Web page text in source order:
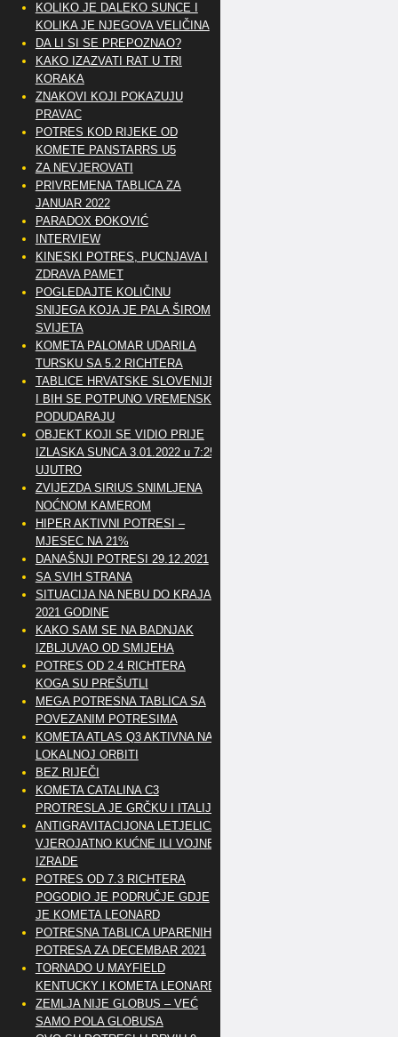
KOLIKO JE DALEKO SUNCE I
KOLIKA JE NJEGOVA VELIČINA
DA LI SI SE PREPOZNAO?
KAKO IZAZVATI RAT U TRI
KORAKA
ZNAKOVI KOJI POKAZUJU
PRAVAC
POTRES KOD RIJEKE OD
KOMETE PANSTARRS U5
ZA NEVJEROVATI
PRIVREMENA TABLICA ZA
JANUAR 2022
PARADOX ĐOKOVIĆ
INTERVIEW
KINESKI POTRES, PUCNJAVA I
ZDRAVA PAMET
POGLEDAJTE KOLIČINU
SNIJEGA KOJA JE PALA ŠIROM
SVIJETA
KOMETA PALOMAR UDARILA
TURSKU SA 5.2 RICHTERA
TABLICE HRVATSKE SLOVENIJE
I BIH SE POTPUNO VREMENSKI
PODUDARAJU
OBJEKT KOJI SE VIDIO PRIJE
IZLASKA SUNCA 3.01.2022 u 7:25
UJUTRO
ZVIJEZDA SIRIUS SNIMLJENA
NOĆNOM KAMEROM
HIPER AKTIVNI POTRESI –
MJESEC NA 21%
DANAŠNJI POTRESI 29.12.2021
SA SVIH STRANA
SITUACIJA NA NEBU DO KRAJA
2021 GODINE
KAKO SAM SE NA BADNJAK
IZBLJUVAO OD SMIJEHA
POTRES OD 2.4 RICHTERA
KOGA SU PREŠUTLI
MEGA POTRESNA TABLICA SA
POVEZANIM POTRESIMA
KOMETA ATLAS Q3 AKTIVNA NA
LOKALNOJ ORBITI
BEZ RIJEČI
KOMETA CATALINA C3
PROTRESLA JE GRČKU I ITALIJU
ANTIGRAVITACIJONA LETJELICA
VJEROJATNO KUĆNE ILI VOJNE
IZRADE
POTRES OD 7.3 RICHTERA
POGODIO JE PODRUČJE GDJE
JE KOMETA LEONARD
POTRESNA TABLICA UPARENIH
POTRESA ZA DECEMBAR 2021
TORNADO U MAYFIELD
KENTUCKY I KOMETA LEONARD
ZEMLJA NIJE GLOBUS – VEĆ
SAMO POLA GLOBUSA